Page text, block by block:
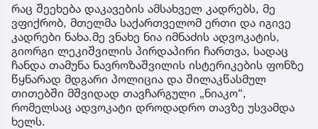
რაც შეეხება დაკავების ამსახველ კადრებს, მე
ვფიქრობ, მთელმა საქართველომ ერთი და იგივე
კადრები ნახა.მე ვნახე ნია იმნაძის ადვოკატის,
გიორგი ლეკიშვილის პირდაპირი ჩართვა, სადაც
ჩანდა თამუნა ნავროზაშვილის ისტერიკების ფონზე
წყნარად მდგარი პოლიცია და შილაკწასმულ
თითებში მშვიდად თავჩარგული „ნიაკო“,
რომელსაც ადვოკატი დროდადრო თავზე უსვამდა
ხელს.